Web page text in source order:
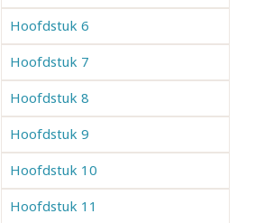
Hoofdstuk 6
Hoofdstuk 7
Hoofdstuk 8
Hoofdstuk 9
Hoofdstuk 10
Hoofdstuk 11